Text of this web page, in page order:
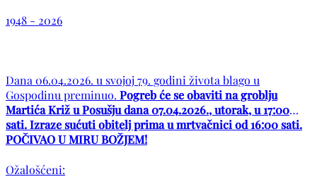
1948 - 2026
Dana 06.04.2026. u svojoj 79. godini života blago u
Gospodinu preminuo. Pogreb će se obaviti na groblju
Martića Križ u Posušju dana 07.04.2026., utorak, u 17:00
sati. Izraze sućuti obitelj prima u mrtvačnici od 16:00 sati.
POČIVAO U MIRU BOŽJEM!
Ožalošćeni: